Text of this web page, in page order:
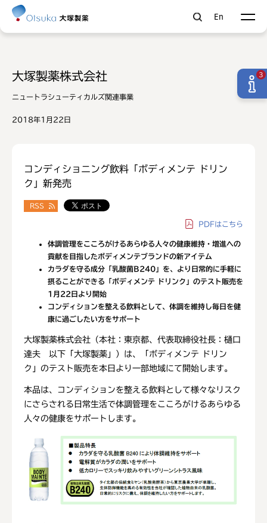
En
大塚製薬株式会社
ニュートラシューティカルズ関連事業
2018年1月22日
コンディショニング飲料「ボディメンテ ドリン
ク」新発売
RSS
PDFはこちら
体調管理をこころがけるあらゆる人々の健康維持・増進への
貢献を目指したボディメンテブランドの新アイテム
カラダを守る成分「乳酸菌B240」を、より日常的に手軽に
摂ることができる「ボディメンテ ドリンク」のテスト販売を
1月22日より開始
コンディションを整える飲料として、体調を維持し毎日を健
康に過ごしたい方をサポート
大塚製薬株式会社（本社：東京都、代表取締役社長：樋口
達夫 以下「大塚製薬」）は、「ボディメンテ ドリン
ク」のテスト販売を本日より一部地域にて開始します。
本品は、コンディションを整える飲料として様々なリスク
にさらされる日常生活で体調管理をこころがけるあらゆる
人々の健康をサポートします。
3